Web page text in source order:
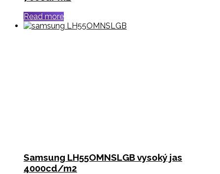
Read more
Samsung LH55OMNSLGB vysoký jas
4000cd/m2